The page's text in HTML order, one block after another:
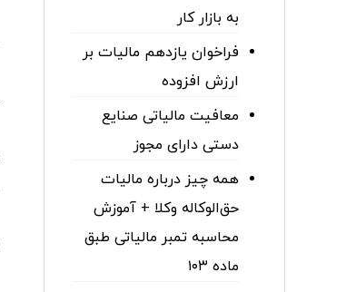
به بازار کار
فراخوان یازدهم مالیات بر
ارزش افزوده
معافیت مالیاتی صنایع
دستی دارای مجوز
همه چیز درباره مالیات
حق‌الوکاله وکلا + آموزش
محاسبه تمبر مالیاتی طبق
ماده ۱۰۳